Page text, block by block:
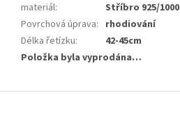
materiál:
Stříbro 925/1000
Povrchová úprava: rhodiování
Délka řetízku:
42-45cm
Položka byla vyprodána…